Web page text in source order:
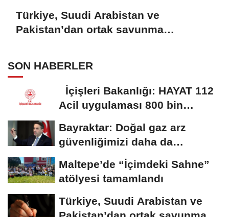
Türkiye, Suudi Arabistan ve
Pakistan’dan ortak savunma
SON HABERLER
İçişleri Bakanlığı: HAYAT 112
Acil uygulaması 800 bin
Bayraktar: Doğal gaz arz
güvenliğimizi daha da
güçlendirmeye devam...
Maltepe’de “İçimdeki Sahne”
atölyesi tamamlandı
Türkiye, Suudi Arabistan ve